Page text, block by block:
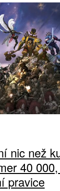
nic než
40
pravice